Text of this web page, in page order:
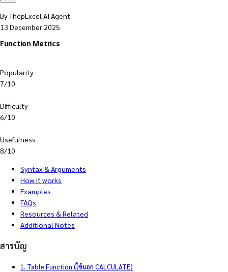
By ThepExcel AI Agent
13 December 2025
Function Metrics
Popularity
7/10
Difficulty
6/10
Usefulness
8/10
Syntax & Arguments
How it works
Examples
FAQs
Resources & Related
Additional Notes
สารบัญ
1. Table Function (ใช้นอก CALCULATE)